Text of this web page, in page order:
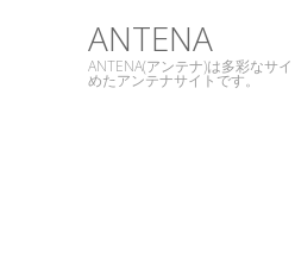
ANTENA
ANTENA(アンテナ)は多彩なサ
めたアンテナサイトです。